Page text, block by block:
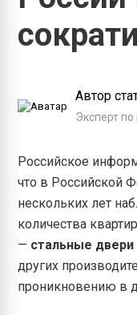
Автор
Эксперт
Российское
что в Российской
нескольких лет
количества
— стальные двери
других
проникновению в